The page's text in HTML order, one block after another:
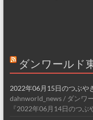
ダンワールド
2022年06月15日のつぶや
dahnworld_news / ダンワ
『2022年06月14日のつぶ